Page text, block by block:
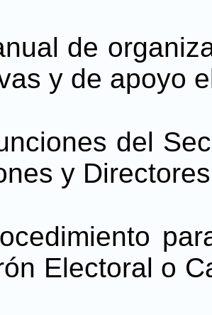
de
y de apoyo
del
y
Electoral o